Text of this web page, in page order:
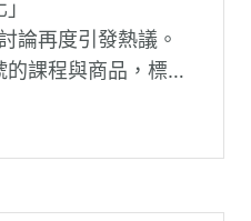
論再度引發熱議。
課程與商品，標榜
。這類論述聽起來
礎，甚至可能對正